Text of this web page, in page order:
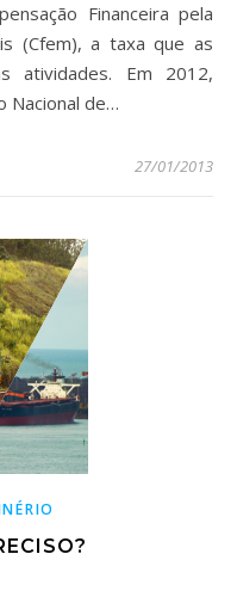
Financeira pela
(Cfem), a taxa que as
atividades. Em 2012,
Nacional de…
27/01/2013